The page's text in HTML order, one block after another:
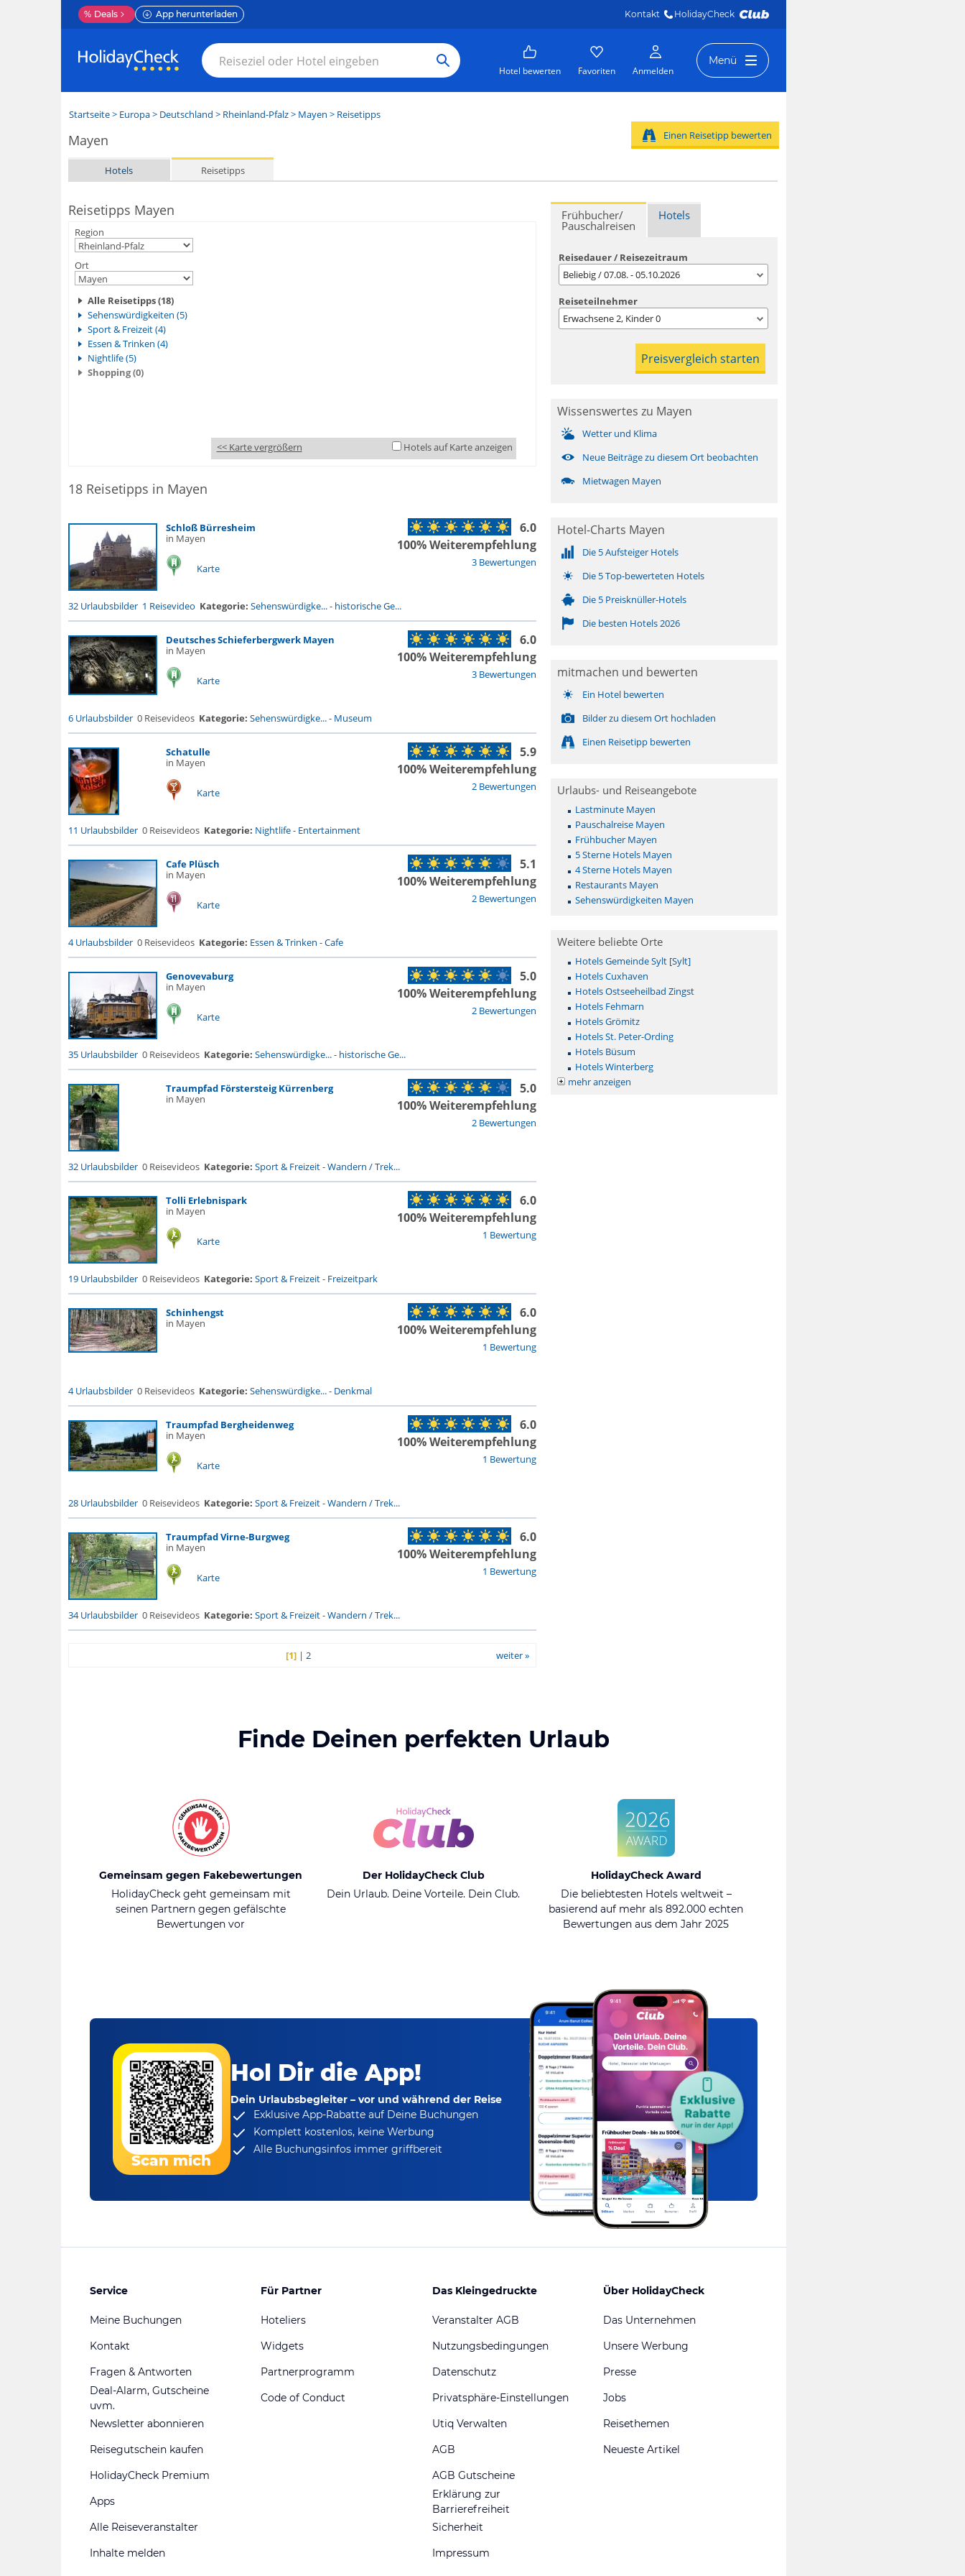
% Deals App herunterladen Kontakt HolidayCheck
Hotel bewerten Favoriten Anmelden
Menü
Startseite> Europa> Deutschland > Rheinland-Pfalz> Mayen > Reisetipps
Mayen
Hotels Reisetipps
Einen Reisetipp bewerten
Reisetipps Mayen
Region
Ort
Alle Reisetipps (18)
Sehenswürdigkeiten (5)
Sport & Freizeit (4)
Essen & Trinken (4)
Nightlife (5)
Shopping (0)
<< Karte vergrößern Hotels auf Karte anzeigen
18 Reisetipps in Mayen
Schloß Bürresheim
in Mayen
Karte 3 Bewertungen
6.0
100% Weiterempfehlung
32 Urlaubsbilder 1 Reisevideo Kategorie: Sehenswürdigke...- historische Ge...
Deutsches Schieferbergwerk Mayen
in Mayen
Karte 3 Bewertungen
6.0
100% Weiterempfehlung
6 Urlaubsbilder 0 Reisevideos Kategorie: Sehenswürdigke...- Museum
Schatulle
in Mayen
Karte 2 Bewertungen
5.9
100% Weiterempfehlung
11 Urlaubsbilder 0 Reisevideos Kategorie: Nightlife- Entertainment
Cafe Plüsch
in Mayen
Karte 2 Bewertungen
5.1
100% Weiterempfehlung
4 Urlaubsbilder 0 Reisevideos Kategorie: Essen & Trinken -Cafe
Genovevaburg
in Mayen
Karte 2 Bewertungen
5.0
100% Weiterempfehlung
35 Urlaubsbilder 0 Reisevideos Kategorie: Sehenswürdigke...- historische Ge...
Traumpfad Förstersteig Kürrenberg
in Mayen
2 Bewertungen
5.0
100% Weiterempfehlung
32 Urlaubsbilder 0 Reisevideos Kategorie: Sport & Freizeit-Wandern / Trek...
Tolli Erlebnispark
in Mayen
Karte 1 Bewertung
6.0
100% Weiterempfehlung
19 Urlaubsbilder 0 Reisevideos Kategorie: Sport & Freizeit- Freizeitpark
Schinhengst
in Mayen
1 Bewertung
6.0
100% Weiterempfehlung
4 Urlaubsbilder 0 Reisevideos Kategorie: Sehenswürdigke...- Denkmal
Traumpfad Bergheidenweg
in Mayen
Karte 1 Bewertung
6.0
100% Weiterempfehlung
28 Urlaubsbilder 0 Reisevideos Kategorie: Sport & Freizeit-Wandern / Trek...
Traumpfad Virne-Burgweg
in Mayen
Karte 1 Bewertung
6.0
100% Weiterempfehlung
34 Urlaubsbilder 0 Reisevideos Kategorie: Sport & Freizeit-Wandern / Trek...
[1]| 2 weiter »
Frühbucher/
Pauschalreisen
Hotels
Reisedauer / Reisezeitraum
Beliebig / 07.08. - 05.10.2026
Reiseteilnehmer
Erwachsene2, Kinder0
Wissenswertes zu Mayen
Wetter und Klima
Neue Beiträge zu diesem Ort beobachten
Mietwagen Mayen
Hotel-Charts Mayen
Die 5 Aufsteiger Hotels
Die 5 Top-bewerteten Hotels
Die 5 Preisknüller-Hotels
Die besten Hotels 2026
mitmachen und bewerten
Ein Hotel bewerten
Bilder zu diesem Ort hochladen
Einen Reisetipp bewerten
Urlaubs- und Reiseangebote
Lastminute Mayen
Pauschalreise Mayen
Frühbucher Mayen
5 Sterne Hotels Mayen
4 Sterne Hotels Mayen
Restaurants Mayen
Sehenswürdigkeiten Mayen
Weitere beliebte Orte
Hotels Gemeinde Sylt [Sylt]
Hotels Cuxhaven
Hotels Ostseeheilbad Zingst
Hotels Fehmarn
Hotels Grömitz
Hotels St. Peter-Ording
Hotels Büsum
Hotels Winterberg
mehr anzeigen
Finde Deinen perfekten Urlaub
Gemeinsam gegen Fakebewertungen
HolidayCheck geht gemeinsam mit
seinen Partnern gegen gefälschte
Bewertungen vor
Der HolidayCheck Club
Dein Urlaub. Deine Vorteile. Dein Club.
HolidayCheck Award
Die beliebtesten Hotels weltweit –
basierend auf mehr als 892.000 echten
Bewertungen aus dem Jahr 2025
Scan mich
Hol Dir die App!
Dein Urlaubsbegleiter – vor und während der Reise
Exklusive App-Rabatteauf Deine Buchungen
Komplett kostenlos, keine Werbung
Alle Buchungsinfos immer griffbereit
Service
Meine Buchungen
Kontakt
Fragen & Antworten
Deal-Alarm, Gutscheine
uvm.
Newsletter abonnieren
Reisegutschein kaufen
HolidayCheck Premium
Apps
Alle Reiseveranstalter
Inhalte melden
Für Partner
Hoteliers
Widgets
Partnerprogramm
Code of Conduct
Das Kleingedruckte
Veranstalter AGB
Nutzungsbedingungen
Datenschutz
Privatsphäre-Einstellungen
Utiq Verwalten
AGB
AGB Gutscheine
Erklärung zur
Barrierefreiheit
Sicherheit
Impressum
Über HolidayCheck
Das Unternehmen
Unsere Werbung
Presse
Jobs
Reisethemen
Neueste Artikel